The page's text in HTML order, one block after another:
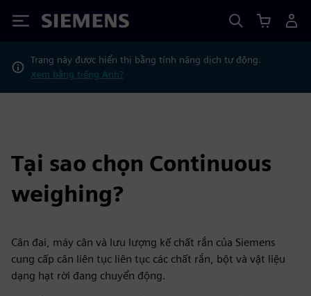
Siemens
Trang này được hiển thị bằng tính năng dịch tự động.
Xem bằng tiếng Anh?
Tại sao chọn Continuous
weighing?
Cân đai, máy cân và lưu lượng kế chất rắn của Siemens
cung cấp cân liên tục liên tục các chất rắn, bột và vật liệu
dạng hạt rời đang chuyển động.